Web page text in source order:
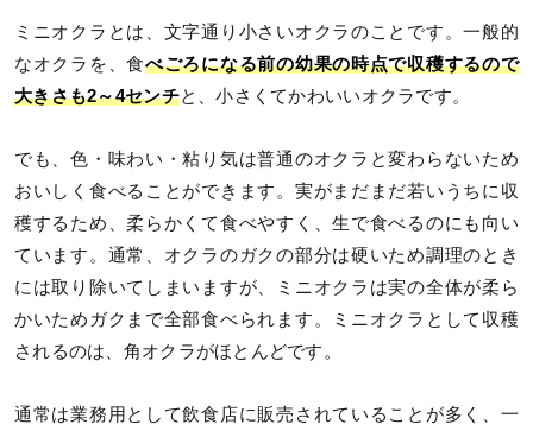
ミニオクラとは、文字通り小さいオクラのことです。一般的
なオクラを、食べごろになる前の幼果の時点で収穫するので
大きさも2～4センチと、小さくてかわいいオクラです。
でも、色・味わい・粘り気は普通のオクラと変わらないため
おいしく食べることができます。実がまだまだ若いうちに収
穫するため、柔らかくて食べやすく、生で食べるのにも向い
ています。通常、オクラのガクの部分は硬いため調理のとき
には取り除いてしまいますが、ミニオクラは実の全体が柔ら
かいためガクまで全部食べられます。ミニオクラとして収穫
されるのは、角オクラがほとんどです。
通常は業務用として飲食店に販売されていることが多く、一